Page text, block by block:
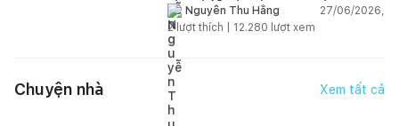
gian sống linh hoạt
Nguyễn Thu Hằng
27/06/2026,
2lượt thích | 12.280 lượt xem
Chuyện nhà Xem tất cả